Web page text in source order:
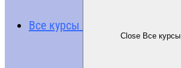
Все курсы
Close Все курсы